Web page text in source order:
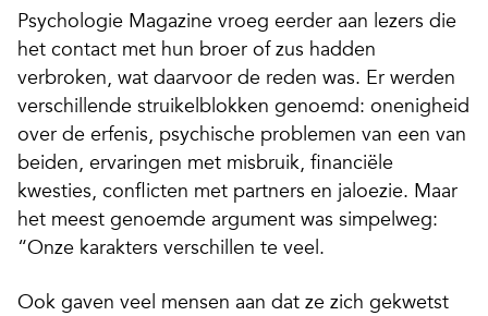
Psychologie Magazine vroeg eerder aan lezers die
het contact met hun broer of zus hadden
verbroken, wat daarvoor de reden was. Er werden
verschillende struikelblokken genoemd: onenigheid
over de erfenis, psychische problemen van een van
beiden, ervaringen met misbruik, financiële
kwesties, conflicten met partners en jaloezie. Maar
het meest genoemde argument was simpelweg:
“Onze karakters verschillen te veel.
Ook gaven veel mensen aan dat ze zich gekwetst